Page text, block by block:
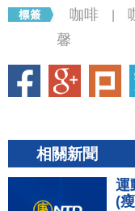
咖啡
馨
相關新聞
運
(